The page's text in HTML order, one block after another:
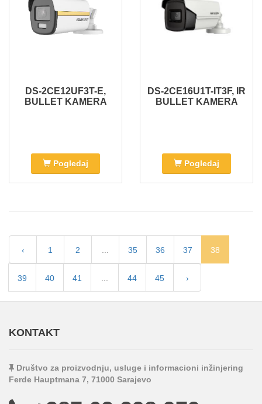
DS-2CE12UF3T-E,
BULLET KAMERA
Pogledaj
DS-2CE16U1T-IT3F, IR
BULLET KAMERA
Pogledaj
‹ 1 2 35 36 37 38
39 40 41 44 45 ›
KONTAKT
Društvo za proizvodnju, usluge i informacioni inžinjering
Ferde Hauptmana 7, 71000 Sarajevo